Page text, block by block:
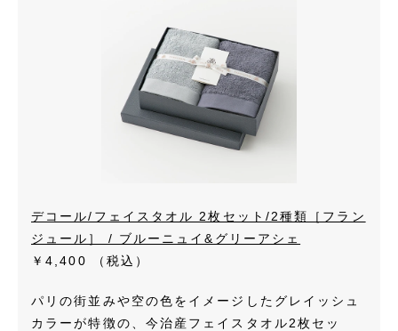
デコール/フェイスタオル 2枚セット/2種類［フラン
ジュール］ / ブルーニュイ&グリーアシェ
￥4,400
（税込）
パリの街並みや空の色をイメージしたグレイッシュ
カラーが特徴の、今治産フェイスタオル2枚セッ